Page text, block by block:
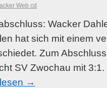
Web cd
Wacker
hat sich mit einem
Zum
SV Zwochau mit
→